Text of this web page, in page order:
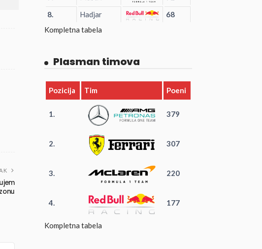
8.
Hadjar
68
Kompletna tabela
Plasman timova
Pozicija Tim Poeni
1. 379
2. 307
3. 220
4. 177
Kompletna tabela